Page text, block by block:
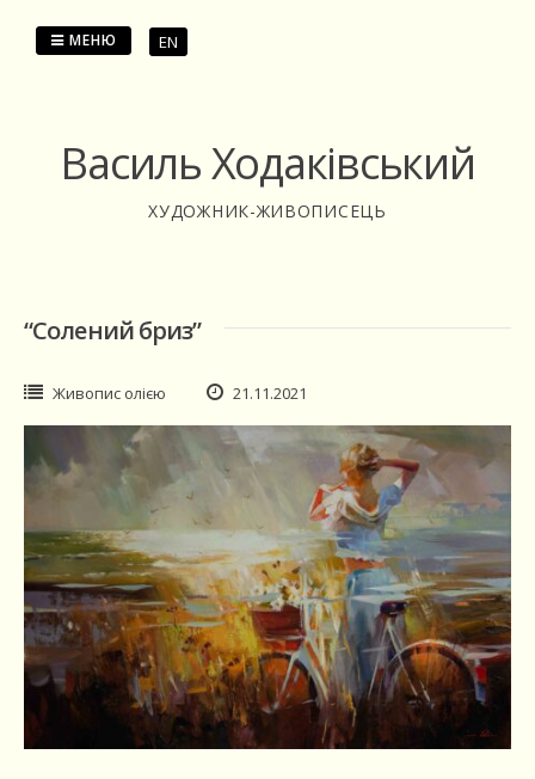
Василь Ходаківський
ХУДОЖНИК-ЖИВОПИСЕЦЬ
МЕНЮ EN
“Солений бриз”
Живопис олією 21.11.2021